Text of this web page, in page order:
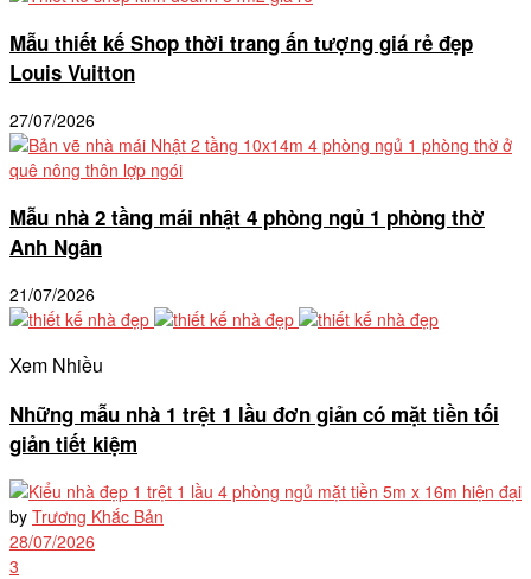
Mẫu thiết kế Shop thời trang ấn tượng giá rẻ đẹp
Louis Vuitton
27/07/2026
Mẫu nhà 2 tầng mái nhật 4 phòng ngủ 1 phòng thờ
Anh Ngân
21/07/2026
Xem Nhiều
Những mẫu nhà 1 trệt 1 lầu đơn giản có mặt tiền tối
giản tiết kiệm
by Trương Khắc Bản
28/07/2026
3